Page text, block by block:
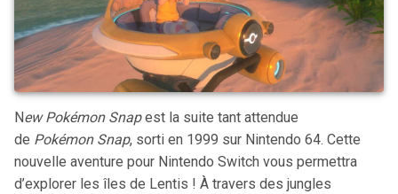
New Pokémon Snapest la suite tant attendue
de Pokémon Snap, sorti en 1999 sur Nintendo 64. Cette
nouvelle aventure pour Nintendo Switch vous permettra
d’explorer les îles de Lentis ! À travers des jungles